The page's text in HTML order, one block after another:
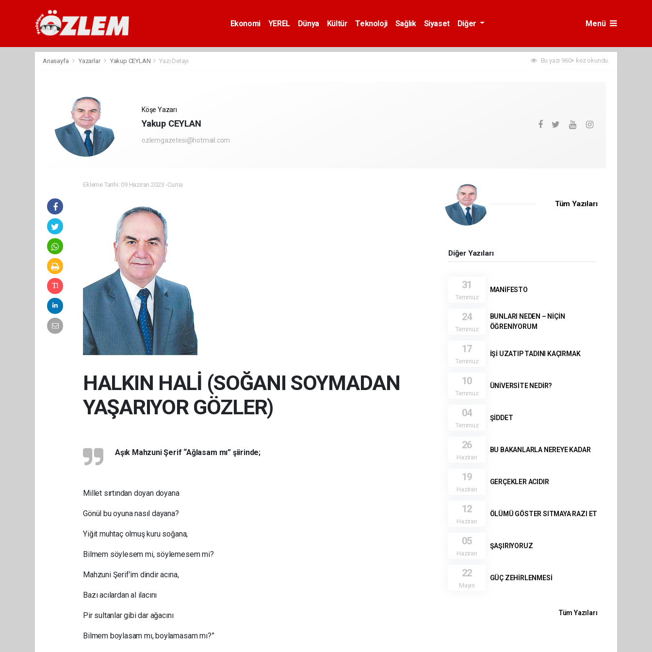
Ekonomi YEREL Dünya Kültür Teknoloji Sağlık Siyaset Diğer Menü
Anasayfa Yazarlar Yakup CEYLAN Yazı Detayı Bu yazı 960+ kez okundu.
Köşe Yazarı
Yakup CEYLAN
ozlemgazetesi@hotmail.com
Ekleme Tarihi: 09 Haziran 2023 -Cuma
HALKIN HALİ (SOĞANI SOYMADAN
YAŞARIYOR GÖZLER)
Aşık Mahzuni Şerif “Ağlasam mı” şiirinde;
Millet sırtından doyan doyana
Gönül bu oyuna nasıl dayana?
Yiğit muhtaç olmuş kuru soğana,
Bilmem söylesem mi, söylemesem mi?
Mahzuni Şerif’im dindir acına,
Bazı acılardan al ilacını
Pir sultanlar gibi dar ağacını
Bilmem boylasam mı, boylamasam mı?”
Tüm Yazıları
Diğer Yazıları
31
Temmuz
MANİFESTO
24
Temmuz
BUNLARI NEDEN – NİÇİN
ÖĞRENİYORUM
17
Temmuz
İŞİ UZATIP TADINI KAÇIRMAK
10
Temmuz
ÜNİVERSİTE NEDİR?
04
Temmuz
ŞİDDET
26
Haziran
BU BAKANLARLA NEREYE KADAR
19
Haziran
GERÇEKLER ACIDIR
12
Haziran
ÖLÜMÜ GÖSTER SITMAYA RAZI ET
05
Haziran
ŞAŞIRIYORUZ
22
Mayıs
GÜÇ ZEHİRLENMESİ
Tüm Yazıları